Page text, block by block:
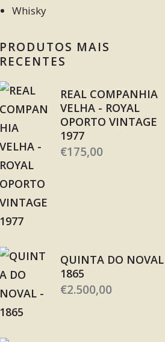
Whisky
PRODUTOS MAIS
RECENTES
REAL COMPANHIA
VELHA - ROYAL
OPORTO VINTAGE
1977
€175,00
QUINTA DO
1865
€2.500,00